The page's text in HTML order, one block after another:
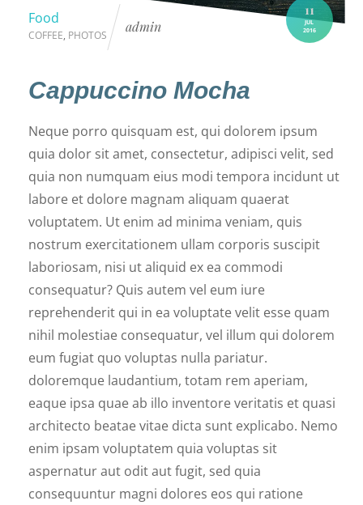
11
JUL
2016
admin
Food
COFFEE, PHOTOS
Cappuccino Mocha
Neque porro quisquam est, qui dolorem ipsum
quia dolor sit amet, consectetur, adipisci velit, sed
quia non numquam eius modi tempora incidunt ut
labore et dolore magnam aliquam quaerat
voluptatem. Ut enim ad minima veniam, quis
nostrum exercitationem ullam corporis suscipit
laboriosam, nisi ut aliquid ex ea commodi
consequatur? Quis autem vel eum iure
reprehenderit qui in ea voluptate velit esse quam
nihil molestiae consequatur, vel illum qui dolorem
eum fugiat quo voluptas nulla pariatur.
doloremque laudantium, totam rem aperiam,
eaque ipsa quae ab illo inventore veritatis et quasi
architecto beatae vitae dicta sunt explicabo. Nemo
enim ipsam voluptatem quia voluptas sit
aspernatur aut odit aut fugit, sed quia
consequuntur magni dolores eos qui ratione